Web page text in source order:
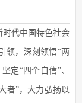
时代中国特色社会
领，深刻领悟“两
定“四个自信”、
者”，大力弘扬以